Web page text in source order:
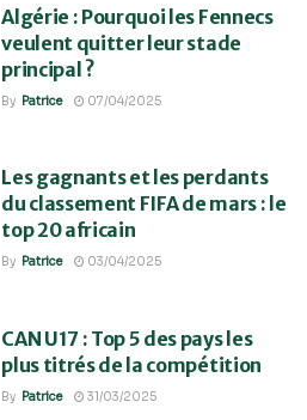
Algérie : Pourquoi les Fennecs
veulent quitter leur stade
principal ?
By Patrice 07/04/2025
Les gagnants et les perdants
du classement FIFA de mars : le
top 20 africain
By Patrice 03/04/2025
CAN U17 : Top 5 des pays les
plus titrés de la compétition
By Patrice 31/03/2025